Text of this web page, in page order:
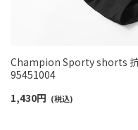
Champion Sporty shorts 抗
95451004
1,430円 (税込)